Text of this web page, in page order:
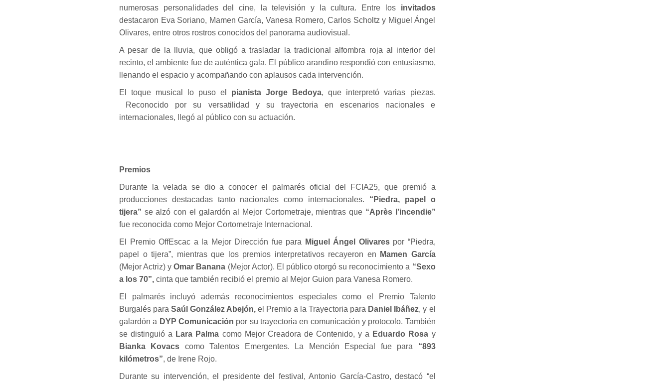
numerosas personalidades del cine, la televisión y la cultura. Entre los invitados
destacaron Eva Soriano, Mamen García, Vanesa Romero, Carlos Scholtz y Miguel Ángel
Olivares, entre otros rostros conocidos del panorama audiovisual.
A pesar de la lluvia, que obligó a trasladar la tradicional alfombra roja al interior del
recinto, el ambiente fue de auténtica gala. El público arandino respondió con entusiasmo,
llenando el espacio y acompañando con aplausos cada intervención.
El toque musical lo puso el pianista Jorge Bedoya, que interpretó varias piezas.
Reconocido por su versatilidad y su trayectoria en escenarios nacionales e
internacionales, llegó al público con su actuación.
Premios
Durante la velada se dio a conocer el palmarés oficial del FCIA25, que premió a
producciones destacadas tanto nacionales como internacionales. “Piedra, papel o
tijera” se alzó con el galardón al Mejor Cortometraje, mientras que “Après l’incendie”
fue reconocida como Mejor Cortometraje Internacional.
El Premio OffEscac a la Mejor Dirección fue para Miguel Ángel Olivarespor “Piedra,
papel o tijera”, mientras que los premios interpretativos recayeron en
Mamen García
(Mejor Actriz) yOmar Banana (Mejor Actor). El público otorgó su reconocimiento a “Sexo
a los 70”, cinta que también recibió el premio al Mejor Guion para Vanesa Romero.
El palmarés incluyó además reconocimientos especiales como el Premio Talento
Burgalés paraSaúl González Abejón, el Premio a la Trayectoria para Daniel Ibáñez, y el
galardón a DYP Comunicación por su trayectoria en comunicación y protocolo. También
se distinguió a Lara Palma como Mejor Creadora de Contenido, y a Eduardo Rosa y
Bianka Kovacs como Talentos Emergentes. La Mención Especial fue para “893
kilómetros”, de Irene Rojo.
Durante su intervención, el presidente del festival, Antonio García-Castro, destacó “el